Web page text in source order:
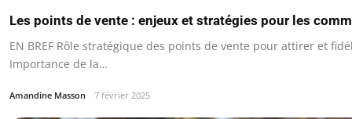
Les points de vente : enjeux et stratégies pour les
EN BREF Rôle stratégique des points de vente pour attirer et
Importance de la…
Amandine Masson 7 février 2025